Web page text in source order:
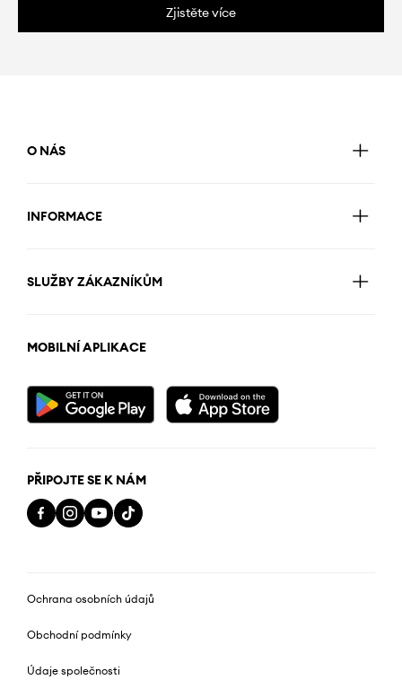
Zjistěte více
O NÁS
INFORMACE
SLUŽBY ZÁKAZNÍKŮM
MOBILNÍ APLIKACE
PŘIPOJTE SE K NÁM
Ochrana osobních údajů
Obchodní podmínky
Údaje společnosti